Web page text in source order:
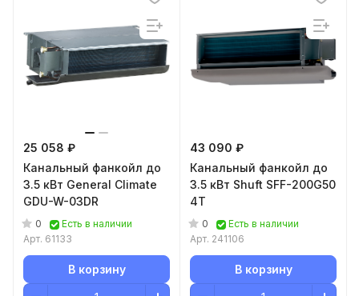
25 058 ₽
Канальный фанкойл до
3.5 кВт General Climate
GDU-W-03DR
0
Есть в наличии
Арт. 61133
В корзину
43 090 ₽
Канальный фанкойл до
3.5 кВт Shuft SFF-200G50
4T
0
Есть в наличии
Арт. 241106
В корзину